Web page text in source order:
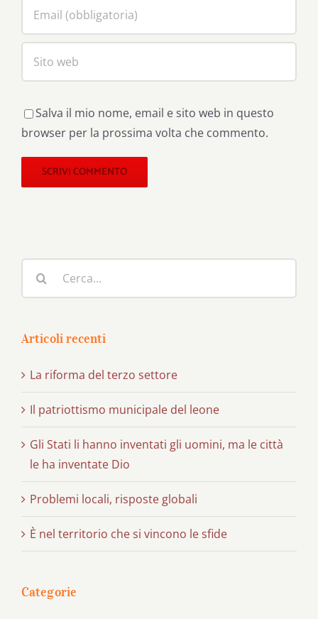
Salva il mio nome, email e sito web in questo
browser per la prossima volta che commento.
per:
Articoli recenti
La riforma del terzo settore
Il patriottismo municipale del leone
Gli Stati li hanno inventati gli uomini, ma le città
le ha inventate Dio
Problemi locali, risposte globali
È nel territorio che si vincono le sfide
Categorie